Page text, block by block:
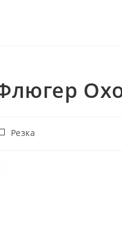
Резка